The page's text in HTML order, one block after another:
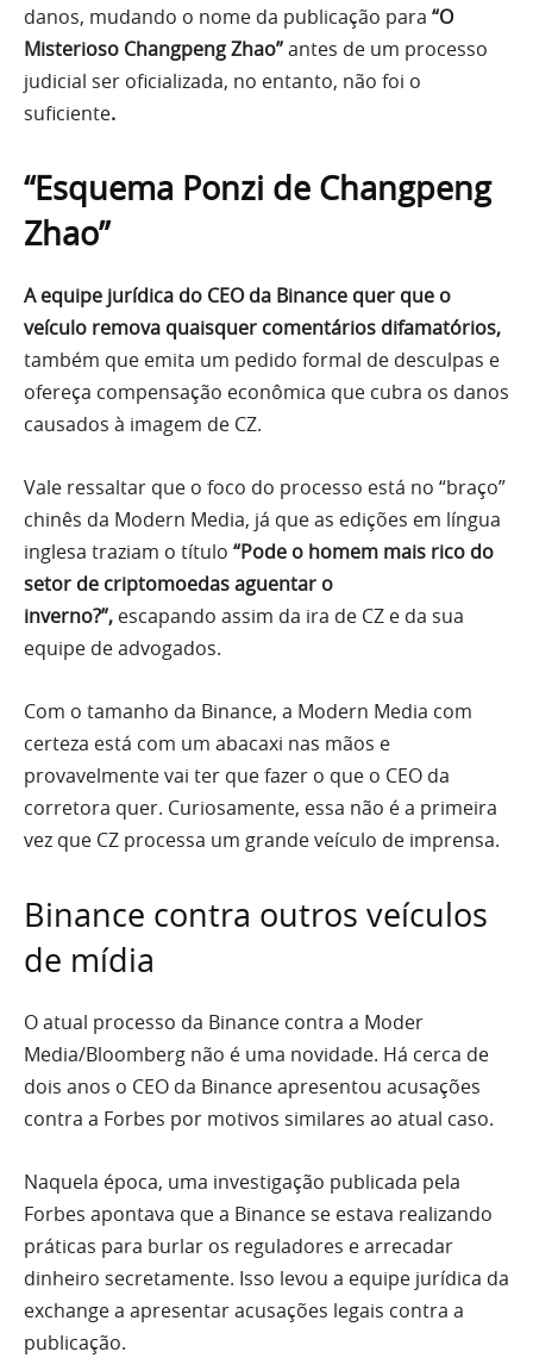
danos, mudando o nome da publicação para “O
Misterioso Changpeng Zhao”antes de um processo
judicial ser oficializada, no entanto, não foi o
suficiente.
“Esquema Ponzi de Changpeng
Zhao”
A equipe jurídica do CEO da Binance quer que o
veículo remova quaisquer comentários difamatórios,
também que emita um pedido formal de desculpas e
ofereça compensação econômica que cubra os danos
causados à imagem de CZ.
Vale ressaltar que o foco do processo está no “braço”
chinês da Modern Media, já que as edições em língua
inglesa traziam o título “Pode o homem mais rico do
setor de criptomoedas aguentar o
inverno?”, escapando assim da ira de CZ e da sua
equipe de advogados.
Com o tamanho da Binance, a Modern Media com
certeza está com um abacaxi nas mãos e
provavelmente vai ter que fazer o que o CEO da
corretora quer. Curiosamente, essa não é a primeira
vez que CZ processa um grande veículo de imprensa.
Binance contra outros veículos
de mídia
O atual processo da Binance contra a Moder
Media/Bloomberg não é uma novidade. Há cerca de
dois anos o CEO da Binance apresentou acusações
contra a Forbes por motivos similares ao atual caso.
Naquela época, uma investigação publicada pela
Forbes apontava que a Binance se estava realizando
práticas para burlar os reguladores e arrecadar
dinheiro secretamente. Isso levou a equipe jurídica da
exchange a apresentar acusações legais contra a
publicação.